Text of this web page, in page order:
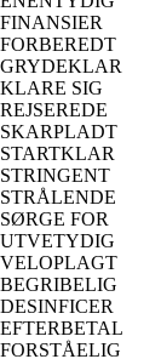
FINANSIER
FORBEREDT
GRYDEKLAR
KLARE SIG
REJSEREDE
SKARPLADT
STARTKLAR
STRINGENT
STRÅLENDE
SØRGE FOR
UTVETYDIG
VELOPLAGT
BEGRIBELIG
DESINFICER
EFTERBETAL
FORSTÅELIG